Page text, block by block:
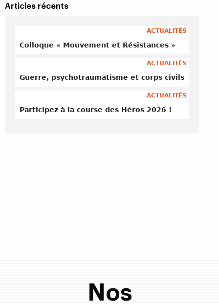
Articles récents
ACTUALITÉS
Colloque « Mouvement et Résistances »
ACTUALITÉS
Guerre, psychotraumatisme et corps civils
ACTUALITÉS
Participez à la course des Héros 2026 !
Nos